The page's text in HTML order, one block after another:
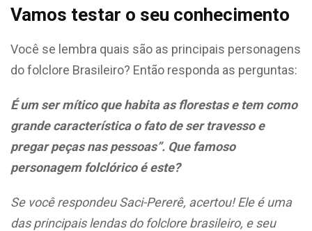
Vamos testar o seu conhecimento
Você se lembra quais são as principais personagens
do folclore Brasileiro? Então responda as perguntas:
É um ser mítico que habita as florestas e tem como
grande característica o fato de ser travesso e
pregar peças nas pessoas”. Que famoso
personagem folclórico é este?
Se você respondeu Saci-Pererê, acertou! Ele é uma
das principais lendas do folclore brasileiro, e seu